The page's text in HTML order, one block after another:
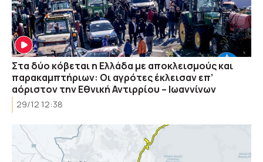
Στα δύο κόβεται η Ελλάδα με αποκλεισμούς και
παρακαμπτήριων: Οι αγρότες έκλεισαν επ’
αόριστον την Εθνική Αντιρρίου – Ιωαννίνων
29/12 12:38